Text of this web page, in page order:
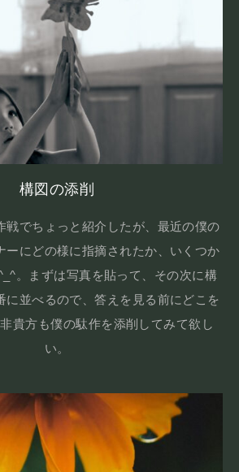
構図の添削
戦でちょっと紹介したが、最近の僕の
ーにどの様に指摘されたか、いくつか
。まずは写真を貼って、その次に構
に並べるので、答えを見る前にどこを
貴方も僕の駄作を添削してみて欲し
い。